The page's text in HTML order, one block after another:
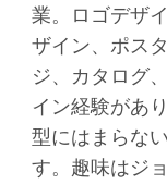
業。ロゴデザ
ザイン、ポス
ジ、カタログ
イン経験があ
型にはまらな
す。趣味はジ